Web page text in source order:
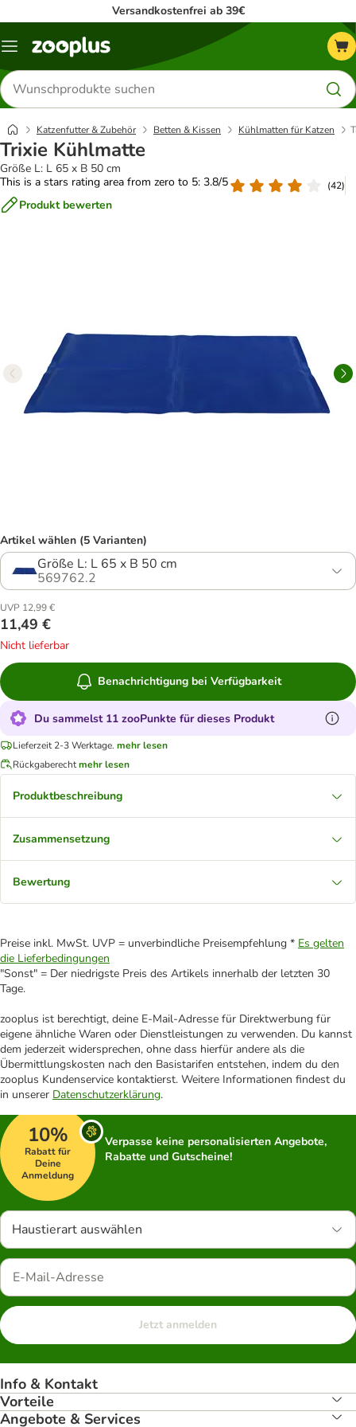
Versandkostenfrei ab 39€
Menü
Produkte
suchen
Katzenfutter & Zubehör Betten & Kissen Kühlmatten für Katzen
Trixie Kühlmatte
Größe L: L 65 x B 50 cm
This is a stars rating area from zero to 5: 3.8/5
(42)
Produkt bewerten
Artikel wählen (5 Varianten)
Größe L: L 65 x B 50 cm
569762.2
UVP 12,99 €
11,49 €
Nicht lieferbar
Benachrichtigung bei Verfügbarkeit
Du sammelst 11 zooPunkte für dieses Produkt
Lieferzeit 2-3 Werktage. mehr lesen
Rückgaberechtmehr lesen
Produktbeschreibung
Zusammensetzung
Bewertung
Preise inkl. MwSt. UVP = unverbindliche Preisempfehlung * Es gelten
die Lieferbedingungen
"Sonst" = Der niedrigste Preis des Artikels innerhalb der letzten 30
Tage.
zooplus ist berechtigt, deine E-Mail-Adresse für Direktwerbung für
eigene ähnliche Waren oder Dienstleistungen zu verwenden. Du kannst
dem jederzeit widersprechen, ohne dass hierfür andere als die
Übermittlungskosten nach den Basistarifen entstehen, indem du den
zooplus Kundenservice kontaktierst. Weitere Informationen findest du
in unserer Datenschutzerklärung.
10%
Rabatt für
Deine
Anmeldung
Verpasse keine personalisierten Angebote,
Rabatte und Gutscheine!
Haustierart auswählen
Jetzt anmelden
Info & Kontakt
Vorteile
Angebote & Services